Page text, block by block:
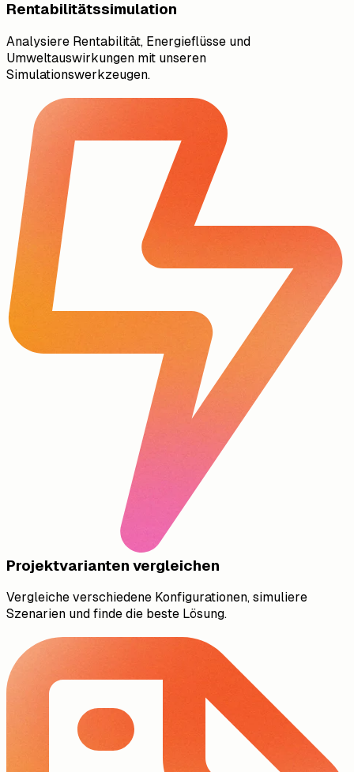
Rentabilitätssimulation
Analysiere Rentabilität, Energieflüsse und
Umweltauswirkungen mit unseren
Simulationswerkzeugen.
Projektvarianten vergleichen
Vergleiche verschiedene Konfigurationen, simuliere
Szenarien und finde die beste Lösung.